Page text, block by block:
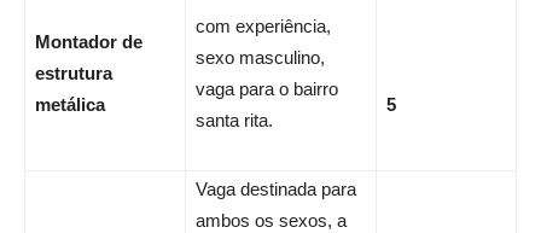
Montador de
estrutura
metálica
com experiência,
sexo masculino,
vaga para o bairro
santa rita.
5
Vaga destinada para
ambos os sexos, a